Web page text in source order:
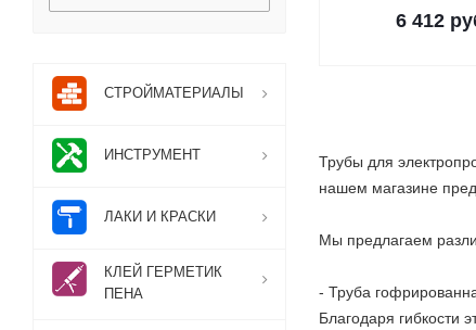
6 412
Трубы для
нашем магазине
Мы предлагаем
- Труба
Благодаря гибкости
СТРОЙМАТЕРИАЛЫ
ИНСТРУМЕНТ
ЛАКИ И КРАСКИ
КЛЕЙ ГЕРМЕТИК
ПЕНА